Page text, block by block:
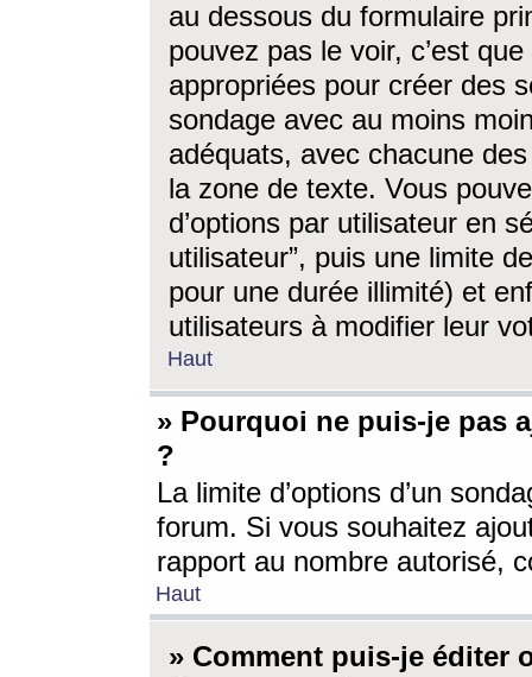
au dessous du formulaire
pouvez pas le voir, c’est
appropriées pour créer des
sondage avec au moins
adéquats, avec chacune
la zone de texte. Vous
d’options par utilisateur en
utilisateur”, puis une limite
pour une durée illimité) et
utilisateurs à modifier leur
Haut
» Pourquoi ne puis-je pas
?
La limite d’options d’un
forum. Si vous souhaitez
rapport au nombre autorisé,
Haut
» Comment puis-je éditer